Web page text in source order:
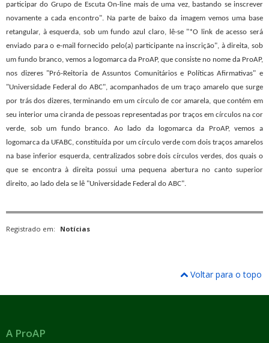
participar do Grupo de Escuta On-line mais de uma vez, bastando se inscrever
novamente a cada encontro". Na parte de baixo da imagem vemos uma base
retangular, à esquerda, sob um fundo azul claro, lê-se "*O link de acesso será
enviado para o e-mail fornecido pelo(a) participante na inscrição", à direita, sob
um fundo branco, vemos a logomarca da ProAP, que consiste no nome da ProAP,
nos dizeres "Pró-Reitoria de Assuntos Comunitários e Políticas Afirmativas" e
"Universidade Federal do ABC", acompanhados de um traço amarelo que surge
por trás dos dizeres, terminando em um círculo de cor amarela, que contém em
seu interior uma ciranda de pessoas representadas por traços em círculos na cor
verde, sob um fundo branco. Ao lado da logomarca da ProAP, vemos a
logomarca da UFABC, constituída por um círculo verde com dois traços amarelos
na base inferior esquerda, centralizados sobre dois círculos verdes, dos quais o
que se encontra à direita possui uma pequena abertura no canto superior
direito, ao lado dela se lê "Universidade Federal do ABC".
Registrado em: Notícias
Voltar para o topo
A ProAP